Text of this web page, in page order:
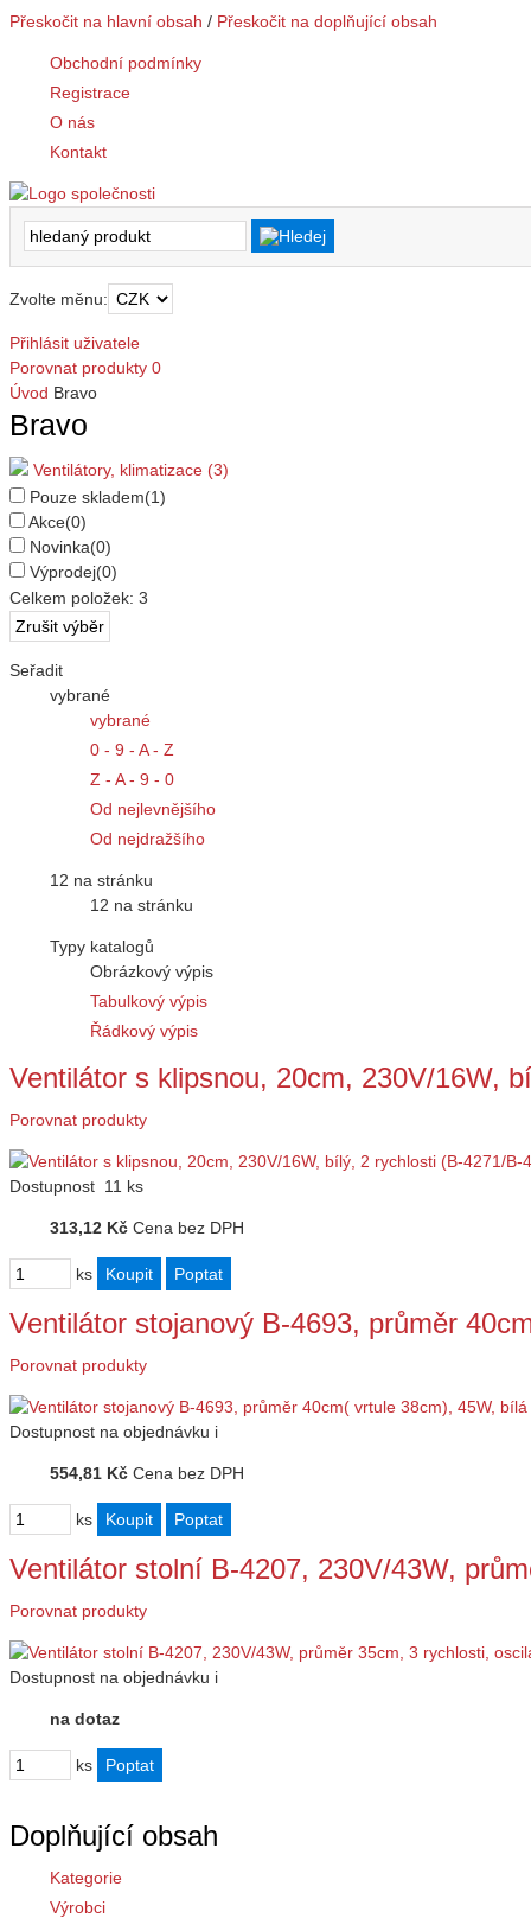
Přeskočit na hlavní obsah / Přeskočit na doplňující obsah
Obchodní podmínky
Registrace
O nás
Kontakt
Zvolte měnu:
Přihlásit uživatele
Porovnat produkty 0
Úvod Bravo
Bravo
Ventilátory, klimatizace (3)
Pouze skladem(1)
Akce(0)
Novinka(0)
Výprodej(0)
Celkem položek: 3
Seřadit
vybrané
vybrané
0 - 9 - A - Z
Z - A - 9 - 0
Od nejlevnějšího
Od nejdražšího
12 na stránku
12 na stránku
Typy katalogů
Obrázkový výpis
Tabulkový výpis
Řádkový výpis
Ventilátor s klipsnou, 20cm, 230V/16W,
Porovnat produkty
Dostupnost 11 ks
313,12 Kč Cena bez DPH
ks
Ventilátor stojanový B-4693, průměr
Porovnat produkty
Dostupnost na objednávku i
554,81 Kč Cena bez DPH
ks
Ventilátor stolní B-4207, 230V/43W,
Porovnat produkty
Dostupnost na objednávku i
na dotaz
ks
Doplňující obsah
Kategorie
Výrobci